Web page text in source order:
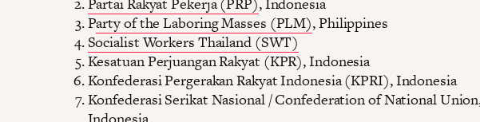
Party of the Laboring Masses (PLM), Philippines
Socialist Workers Thailand (SWT)
Kesatuan Perjuangan Rakyat (KPR), Indonesia
Konfederasi Pergerakan Rakyat Indonesia (KPRI), Indonesia
Konfederasi Serikat Nasional / Confederation of National
Indonesia